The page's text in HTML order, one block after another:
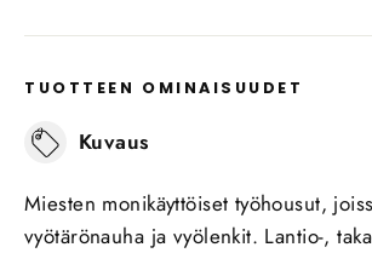
TUOTTEEN OMINAISUUDET
Kuvaus
Miesten monikäyttöiset työhousut,
vyötärönauha ja vyölenkit. Lantio-,